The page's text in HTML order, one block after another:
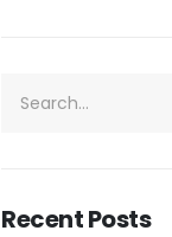
Recent Posts